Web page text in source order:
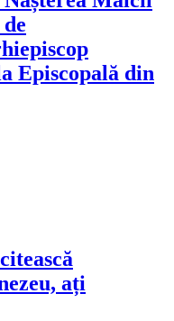
Episcopală din
ați